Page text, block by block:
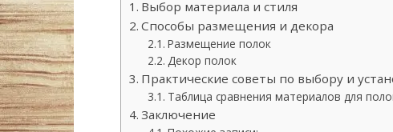
Выбор материала и стиля
Способы размещения и декора
Размещение полок
Декор полок
Практические советы по выбору и
Таблица сравнения материалов для
Заключение